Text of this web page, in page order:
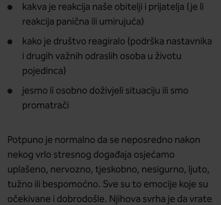
kakva je reakcija naše obitelji i prijatelja (je li
reakcija panična ili umirujuća)
kako je društvo reagiralo (podrška nastavnika
i drugih važnih odraslih osoba u životu
pojedinca)
jesmo li osobno doživjeli situaciju ili smo
promatrači
Potpuno je normalno da se neposredno nakon
nekog vrlo stresnog događaja osjećamo
uplašeno, nervozno, tjeskobno, nesigurno, ljuto,
tužno ili bespomoćno. Sve su to emocije koje su
očekivane i dobrodošle. Njihova svrha je da vrate